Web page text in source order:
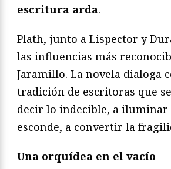
escritura arda.
Plath, junto a Lispector y
las influencias más
Jaramillo. La novela dialoga
tradición de escritoras que
decir lo indecible, a iluminar
esconde, a convertir la
Una orquídea en el vacío